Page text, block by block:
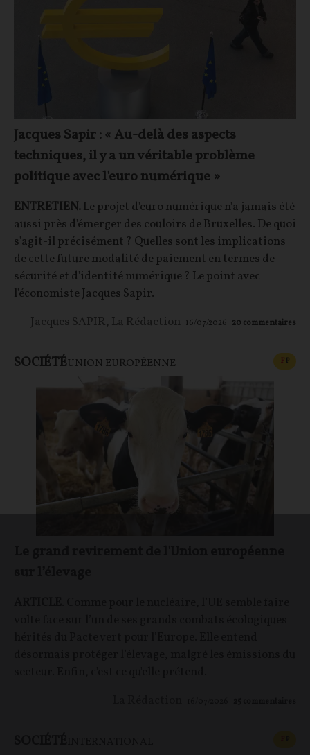
Jacques Sapir : « Au-delà des aspects
techniques, il y a un véritable problème
politique avec l'euro numérique »
ENTRETIEN.Le projet d'euro numérique n'a jamais été
aussi près d'émerger des couloirs de Bruxelles. De quoi
s'agit-il précisément ? Quelles sont les implications
de cette future modalité de paiement en termes de
sécurité et d'identité numérique ? Le point avec
l'économiste Jacques Sapir.
Jacques SAPIR, La Rédaction 16/07/2026 20 commentaires
SOCIÉTÉUNION EUROPÉENNE FP